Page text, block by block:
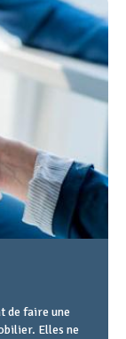
de faire une
Elles ne